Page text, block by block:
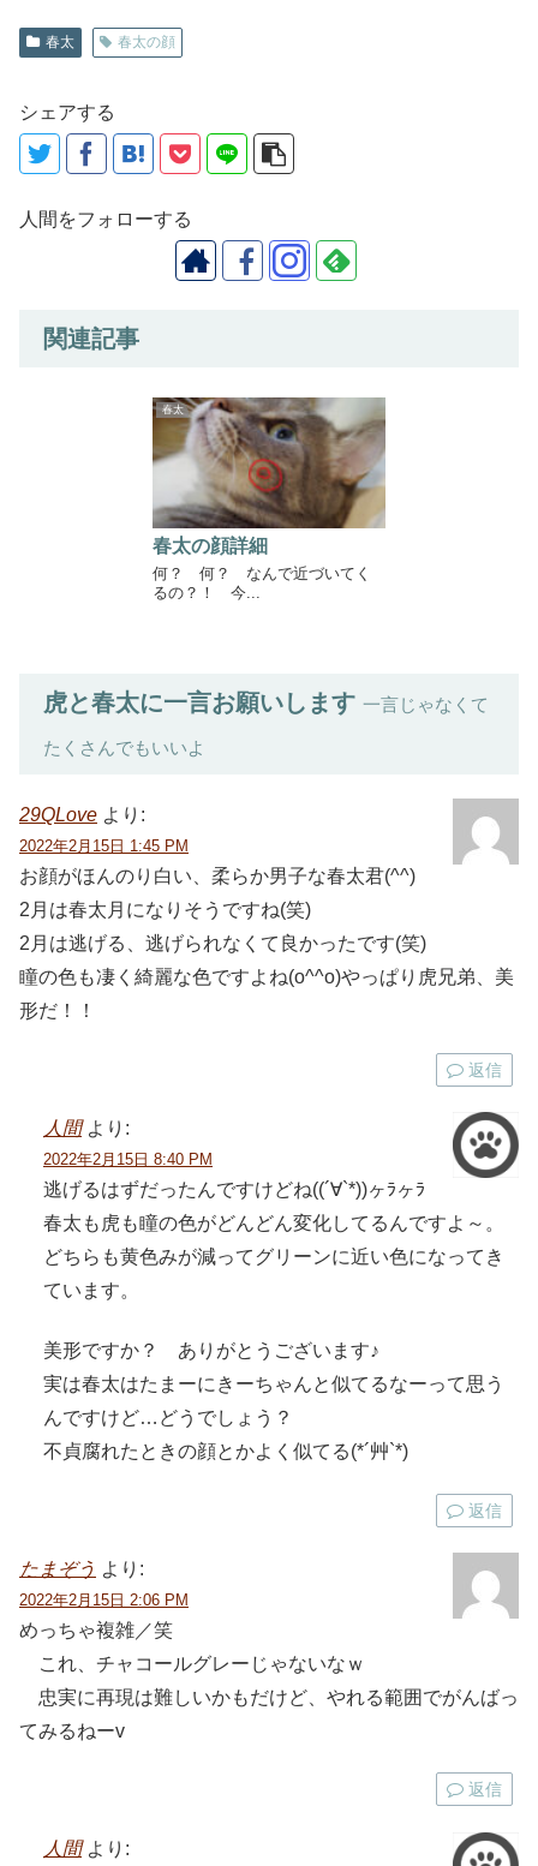
春太 春太の顔
シェアする
人間をフォローする
関連記事
春太
春太の顔詳細
何？ 何？ なんで近づいてく
るの？！ 今...
虎と春太に一言お願いします 一言じゃなくて
たくさんでもいいよ
29QLove より:
2022年2月15日 1:45 PM
お顔がほんのり白い、柔らか男子な春太君(^^)
2月は春太月になりそうですね(笑)
2月は逃げる、逃げられなくて良かったです(笑)
瞳の色も凄く綺麗な色ですよね(o^^o)やっぱり虎兄弟、美
形だ！！
返信
人間 より:
2022年2月15日 8:40 PM
逃げるはずだったんですけどね((´∀`*))ヶﾗヶﾗ
春太も虎も瞳の色がどんどん変化してるんですよ～。
どちらも黄色みが減ってグリーンに近い色になってき
ています。
美形ですか？ ありがとうございます♪
実は春太はたまーにきーちゃんと似てるなーって思う
んですけど…どうでしょう？
不貞腐れたときの顔とかよく似てる(*´艸`*)
返信
たまぞう より:
2022年2月15日 2:06 PM
めっちゃ複雑／笑
これ、チャコールグレーじゃないなｗ
忠実に再現は難しいかもだけど、やれる範囲でがんばっ
てみるねーv
返信
人間 より: